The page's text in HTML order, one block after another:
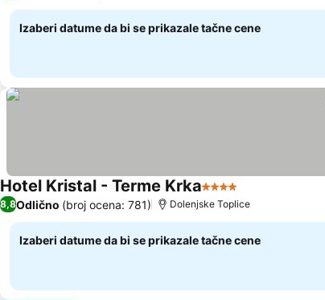
Izaberi datume da bi se prikazale tačne cene
Hotel Kristal - Terme Krka4 Zvezdice
8,8Odlično (broj ocena: 781) Dolenjske Toplice
Izaberi datume da bi se prikazale tačne cene